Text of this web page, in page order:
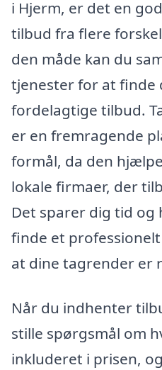
i Hjerm, er det en
tilbud fra flere
den måde kan du
tjenester for at finde
fordelagtige tilbud.
er en fremragende
formål, da den
lokale firmaer, der
Det sparer dig tid
finde et
at dine tagrender er
Når du indhenter
stille spørgsmål om
inkluderet i prisen,